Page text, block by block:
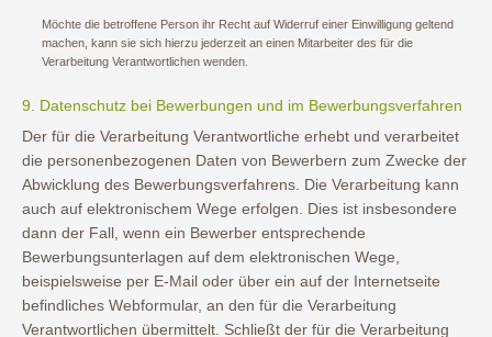
Möchte die betroffene Person ihr Recht auf Widerruf einer Einwilligung geltend
machen, kann sie sich hierzu jederzeit an einen Mitarbeiter des für die
Verarbeitung Verantwortlichen wenden.
9. Datenschutz bei Bewerbungen und im Bewerbungsverfahren
Der für die Verarbeitung Verantwortliche erhebt und verarbeitet
die personenbezogenen Daten von Bewerbern zum Zwecke der
Abwicklung des Bewerbungsverfahrens. Die Verarbeitung kann
auch auf elektronischem Wege erfolgen. Dies ist insbesondere
dann der Fall, wenn ein Bewerber entsprechende
Bewerbungsunterlagen auf dem elektronischen Wege,
beispielsweise per E-Mail oder über ein auf der Internetseite
befindliches Webformular, an den für die Verarbeitung
Verantwortlichen übermittelt. Schließt der für die Verarbeitung